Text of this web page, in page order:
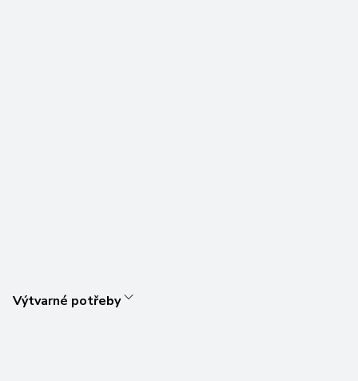
Výtvarné potřeby